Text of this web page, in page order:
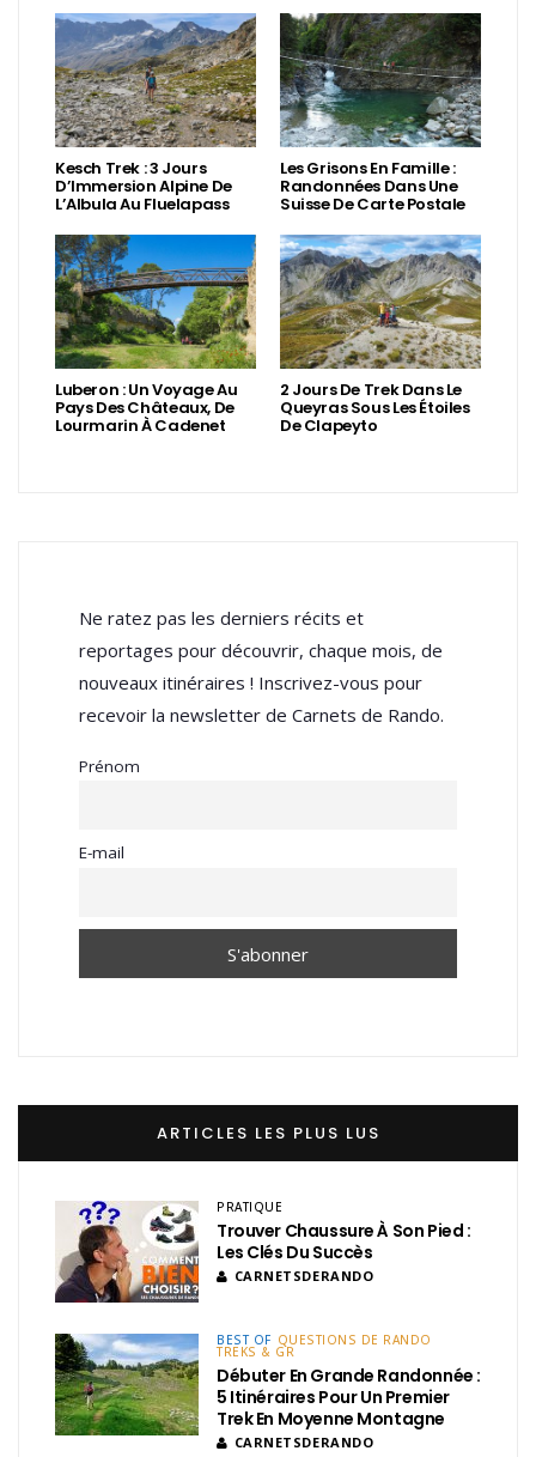
Kesch Trek : 3 Jours
D’Immersion Alpine De
L’Albula Au Fluelapass
Les Grisons En Famille :
Randonnées Dans Une
Suisse De Carte Postale
Luberon : Un Voyage Au
Pays Des Châteaux, De
Lourmarin À Cadenet
2 Jours De Trek Dans Le
Queyras Sous Les Étoiles
De Clapeyto
Ne ratez pas les derniers récits et
reportages pour découvrir, chaque mois, de
nouveaux itinéraires ! Inscrivez-vous pour
recevoir la newsletter de Carnets de Rando.
Prénom
E-mail
ARTICLES LES PLUS LUS
PRATIQUE
Trouver Chaussure À Son Pied :
Les Clés Du Succès
CARNETSDERANDO
BEST OF QUESTIONS DE RANDO
TREKS & GR
Débuter En Grande Randonnée :
5 Itinéraires Pour Un Premier
Trek En Moyenne Montagne
CARNETSDERANDO